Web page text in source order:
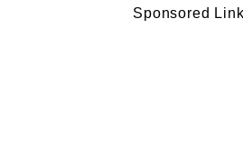
Sponsored Link